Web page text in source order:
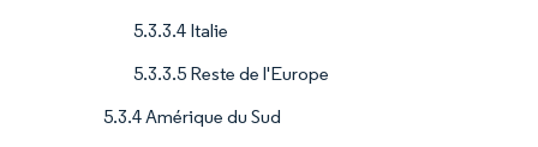
5.3.3.4 Italie
5.3.3.5 Reste de l'Europe
5.3.4 Amérique du Sud